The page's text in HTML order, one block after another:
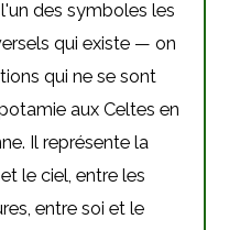
des symboles les
qui existe — on
qui ne se sont
aux Celtes en
Il représente la
le ciel, entre les
entre soi et le